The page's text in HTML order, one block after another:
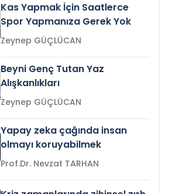
Kas Yapmak İçin Saatlerce
Spor Yapmanıza Gerek Yok
Zeynep GÜÇLÜCAN
Beyni Genç Tutan Yaz
Alışkanlıkları
Zeynep GÜÇLÜCAN
Yapay zeka çağında insan
olmayı koruyabilmek
Prof.Dr. Nevzat TARHAN